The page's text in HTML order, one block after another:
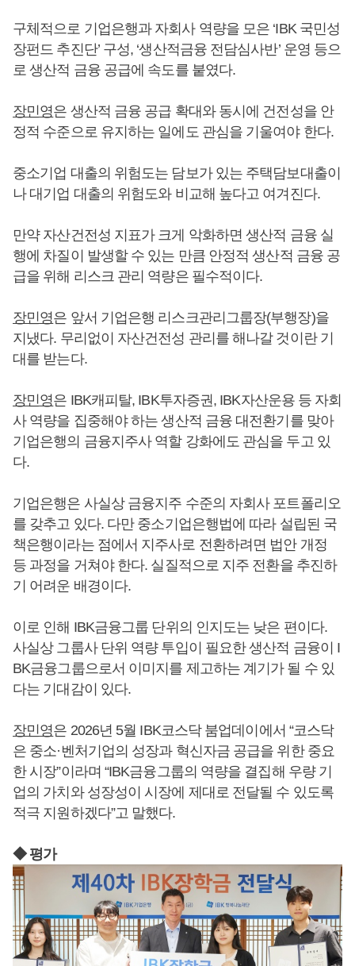
구체적으로 기업은행과 자회사 역량을 모은 ‘IBK 국민성
장펀드 추진단’ 구성, ‘생산적금융 전담심사반’ 운영 등으
로 생산적 금융 공급에 속도를 붙였다.
장민영은 생산적 금융 공급 확대와 동시에 건전성을 안
정적 수준으로 유지하는 일에도 관심을 기울여야 한다.
중소기업 대출의 위험도는 담보가 있는 주택담보대출이
나 대기업 대출의 위험도와 비교해 높다고 여겨진다.
만약 자산건전성 지표가 크게 악화하면 생산적 금융 실
행에 차질이 발생할 수 있는 만큼 안정적 생산적 금융 공
급을 위해 리스크 관리 역량은 필수적이다.
장민영은 앞서 기업은행 리스크관리그룹장(부행장)을
지냈다. 무리없이 자산건전성 관리를 해나갈 것이란 기
대를 받는다.
장민영은 IBK캐피탈, IBK투자증권, IBK자산운용 등 자회
사 역량을 집중해야 하는 생산적 금융 대전환기를 맞아
기업은행의 금융지주사 역할 강화에도 관심을 두고 있
다.
기업은행은 사실상 금융지주 수준의 자회사 포트폴리오
를 갖추고 있다. 다만 중소기업은행법에 따라 설립된 국
책은행이라는 점에서 지주사로 전환하려면 법안 개정
등 과정을 거쳐야 한다. 실질적으로 지주 전환을 추진하
기 어려운 배경이다.
이로 인해 IBK금융그룹 단위의 인지도는 낮은 편이다.
사실상 그룹사 단위 역량 투입이 필요한 생산적 금융이 I
BK금융그룹으로서 이미지를 제고하는 계기가 될 수 있
다는 기대감이 있다.
장민영은 2026년 5월 IBK코스닥 붐업데이에서 “코스닥
은 중소·벤처기업의 성장과 혁신자금 공급을 위한 중요
한 시장”이라며 “IBK금융그룹의 역량을 결집해 우량 기
업의 가치와 성장성이 시장에 제대로 전달될 수 있도록
적극 지원하겠다”고 말했다.
◆ 평가